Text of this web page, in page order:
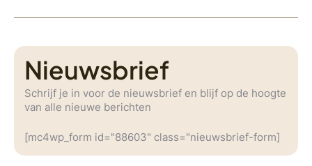
Nieuwsbrief
Schrijf je in voor de nieuwsbrief en blijf op de hoogte
van alle nieuwe berichten
[mc4wp_form id="88603" class="nieuwsbrief-form]